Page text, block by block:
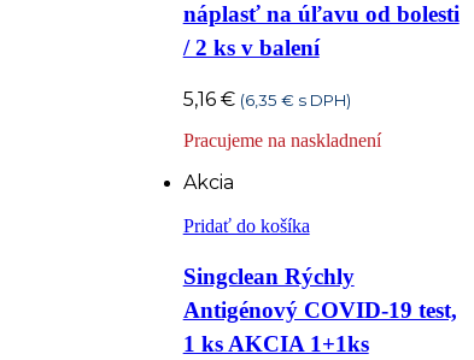
náplasť na úľavu od bolesti
/ 2 ks v balení
5,16 € (6,35 € s DPH)
Pracujeme na naskladnení
Akcia
Pridať do košíka
Singclean Rýchly
Antigénový COVID-19 test,
1 ks AKCIA 1+1ks